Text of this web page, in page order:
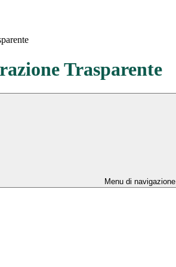
Trasparente
Menu di navigazione